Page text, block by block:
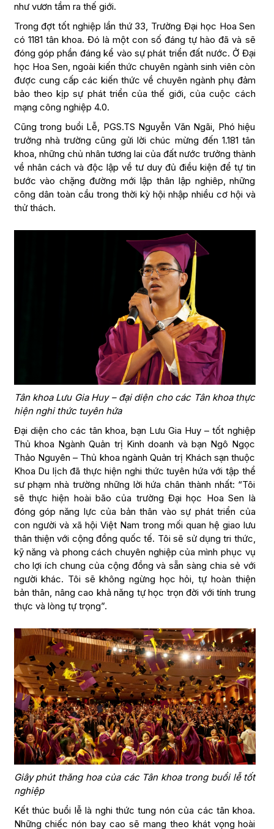
như vươn tầm ra thế giới.
Trong đợt tốt nghiệp lần thứ 33, Trường Đại học Hoa Sen
có 1181 tân khoa. Đó là một con số đáng tự hào đã và sẽ
đóng góp phần đáng kể vào sự phát triển đất nước. Ở Đại
học Hoa Sen, ngoài kiến thức chuyên ngành sinh viên còn
được cung cấp các kiến thức về chuyên ngành phụ đảm
bảo theo kịp sự phát triển của thế giới, của cuộc cách
mạng công nghiệp 4.0.
Cũng trong buổi Lễ, PGS.TS Nguyễn Văn Ngãi, Phó hiệu
trưởng nhà trường cũng gửi lời chúc mừng đến 1.181 tân
khoa, những chủ nhân tương lai của đất nước trưởng thành
về nhân cách và độc lập về tư duy đủ điều kiện để tự tin
bước vào chặng đường mới lập thân lập nghiêp, những
công dân toàn cầu trong thời kỳ hội nhập nhiều cơ hội và
thử thách.
Tân khoa Lưu Gia Huy – đại diện cho các Tân khoa thực
hiện nghi thức tuyên hứa
Đại diện cho các tân khoa, bạn Lưu Gia Huy – tốt nghiệp
Thủ khoa Ngành Quản trị Kinh doanh và bạn Ngô Ngọc
Thảo Nguyên – Thủ khoa ngành Quản trị Khách sạn thuộc
Khoa Du lịch đã thực hiện nghi thức tuyên hứa với tập thể
sư phạm nhà trường những lời hứa chân thành nhất: “Tôi
sẽ thực hiện hoài bão của trường Đại học Hoa Sen là
đóng góp năng lực của bản thân vào sự phát triển của
con người và xã hội Việt Nam trong mối quan hệ giao lưu
thân thiện với cộng đồng quốc tế. Tôi sẽ sử dụng tri thức,
kỹ năng và phong cách chuyên nghiệp của mình phục vụ
cho lợi ích chung của cộng đồng và sẵn sàng chia sẻ với
người khác. Tôi sẽ không ngừng học hỏi, tự hoàn thiện
bản thân, nâng cao khả năng tự học trọn đời với tính trung
thực và lòng tự trọng”.
Giây phút thăng hoa của các Tân khoa trong buổi lễ tốt
nghiệp
Kết thúc buổi lễ là nghi thức tung nón của các tân khoa.
Những chiếc nón bay cao sẽ mang theo khát vọng hoài